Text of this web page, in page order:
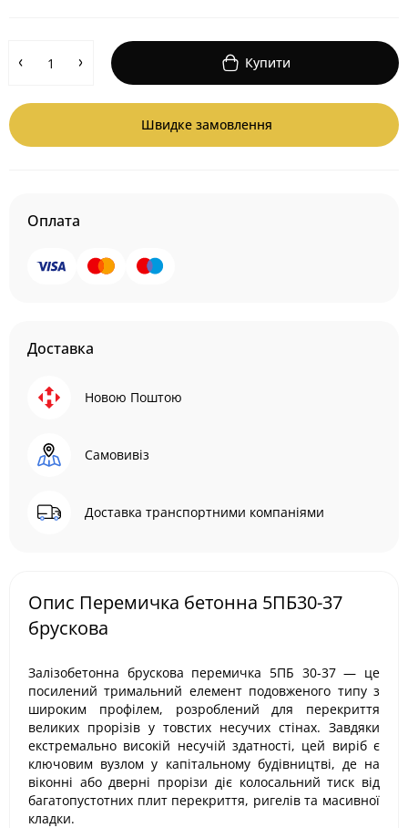
Купити
Швидке замовлення
Оплата
Доставка
Новою Поштою
Самовивіз
Доставка транспортними компаніями
Опис Перемичка бетонна 5ПБ30-37
брускова
Залізобетонна брускова перемичка 5ПБ 30-37 — це
посилений тримальний елемент подовженого типу з
широким профілем, розроблений для перекриття
великих прорізів у товстих несучих стінах. Завдяки
екстремально високій несучій здатності, цей виріб є
ключовим вузлом у капітальному будівництві, де на
віконні або дверні прорізи діє колосальний тиск від
багатопустотних плит перекриття, ригелів та масивної
кладки.